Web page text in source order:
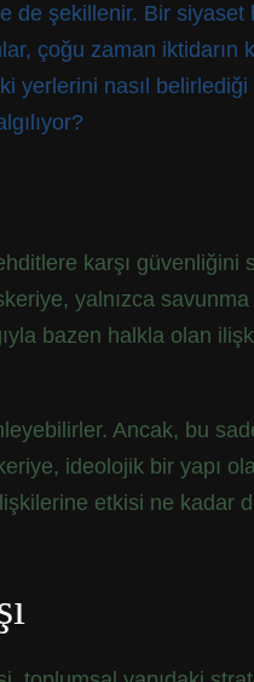
de şekillenir. Bir siyaset
çoğu zaman iktidarın
yerlerini nasıl belirlediği
karşı güvenliğini
yalnızca
bazen halkla olan
Ancak, bu
ideolojik bir yapı
etkisi ne kadar